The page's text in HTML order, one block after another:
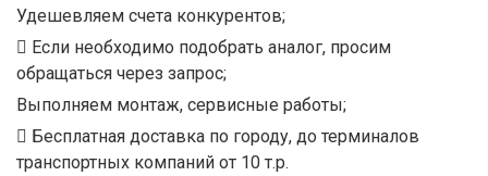
Удешевляем счета конкурентов;
Если необходимо подобрать аналог, просим
обращаться через запрос;
Выполняем монтаж, сервисные работы;
Бесплатная доставка по городу, до терминалов
транспортных компаний от 10 т.р.